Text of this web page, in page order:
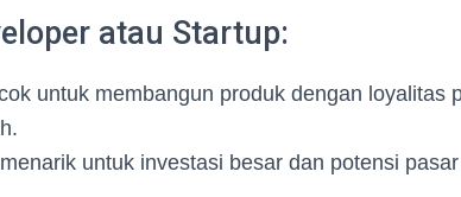
atau Startup:
untuk membangun produk dengan loyalitas
untuk investasi besar dan potensi